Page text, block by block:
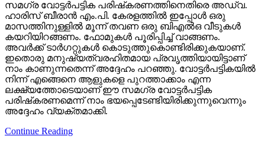
മാസത്തിനുള്ളില്‍ മൂന്ന് തവണ ഒരു ബിഎല്‍ഒ വീടുകള്‍
കയറിയിറങ്ങണം. ഫോമുകള്‍ പൂരിപ്പിച്ച് വാങ്ങണം.
അവര്‍ക്ക് ടാര്‍ഗറ്റുകള്‍ കൊടുത്തുകൊണ്ടിരിക്കുകയാണ്.
ഇതൊരു മനുഷ്യത്വരഹിതമായ പ്രവൃത്തിയായിട്ടാണ്
നാം കാണുന്നതെന്ന് അദ്ദേഹം പറഞ്ഞു. വോട്ടര്‍പട്ടികയില്‍
നിന്ന് എങ്ങെനെ ആളുകളെ പുറത്താക്കാം എന്ന
ലക്ഷ്യത്തോടെയാണ് ഈ സമഗ്ര വോട്ടര്‍പട്ടിക
പരിഷ്‌കരണമെന്ന് നാം ഭയപ്പെടേണ്ടിയിരിക്കുന്നുവെന്നും
അദ്ദേഹം വ്യക്തമാക്കി.
Continue Reading
Film